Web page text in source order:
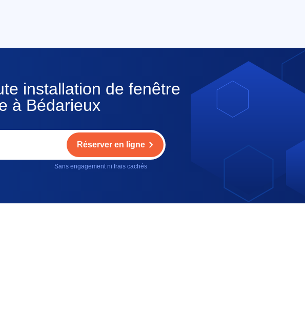
installation de fenêtre
à Bédarieux
Réserver en ligne
Sans engagement ni frais cachés